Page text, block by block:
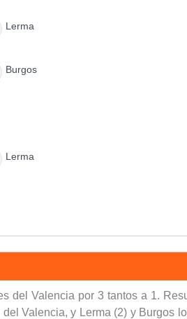
Lerma
Burgos
Lerma
del Valencia por 3 tantos a 1.
Valencia, y Lerma (2) y Burgos